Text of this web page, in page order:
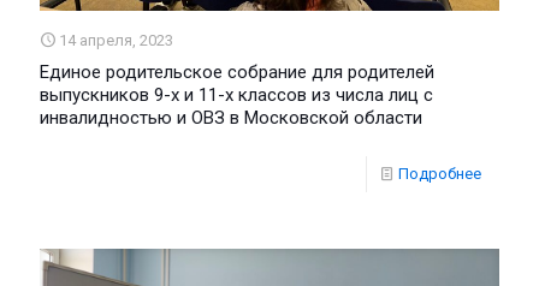
14 апреля, 2023
Единое родительское собрание для родителей
выпускников 9-х и 11-х классов из числа лиц с
инвалидностью и ОВЗ в Московской области
Подробнее